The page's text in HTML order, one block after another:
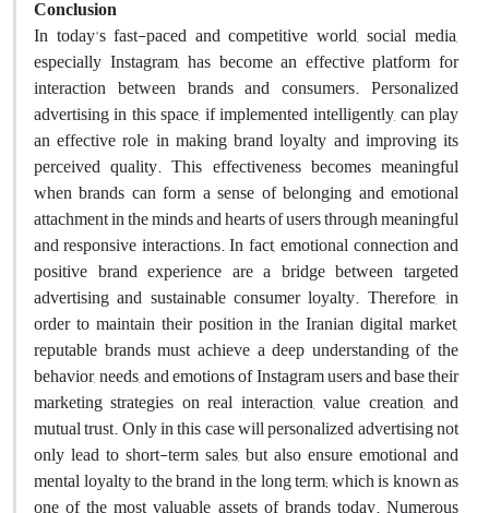
Conclusion
In today's fast-paced and competitive world, social media,
especially Instagram, has become an effective platform for
interaction between brands and consumers. Personalized
advertising in this space, if implemented intelligently, can play
an effective role in making brand loyalty and improving its
perceived quality. This effectiveness becomes meaningful
when brands can form a sense of belonging and emotional
attachment in the minds and hearts of users through meaningful
and responsive interactions. In fact, emotional connection and
positive brand experience are a bridge between targeted
advertising and sustainable consumer loyalty. Therefore, in
order to maintain their position in the Iranian digital market,
reputable brands must achieve a deep understanding of the
behavior, needs, and emotions of Instagram users and base their
marketing strategies on real interaction, value creation, and
mutual trust. Only in this case will personalized advertising not
only lead to short-term sales, but also ensure emotional and
mental loyalty to the brand in the long term; which is known as